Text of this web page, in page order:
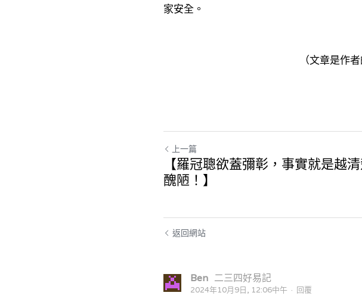
家安全。
（文章是作
上一篇
【羅冠聰欲蓋彌彰，事實就是越
醜陋！】
返回網站
Ben 二三四好易記
2024年10月9日, 12:06中午 · 回覆